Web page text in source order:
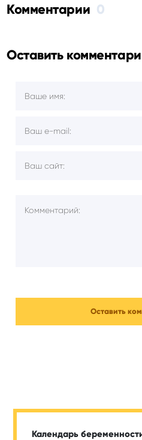
Комментарии 0
Оставить
Календарь